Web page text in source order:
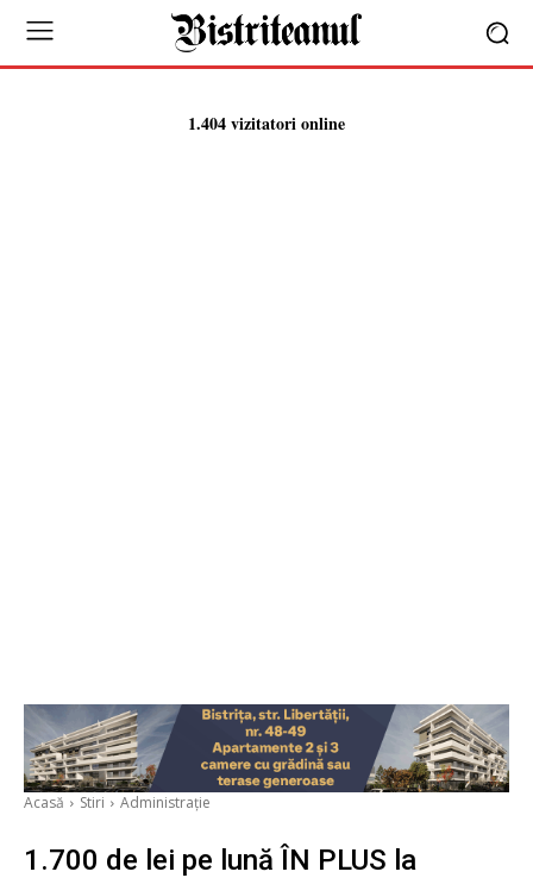
1.404 vizitatori online
Acasă Stiri Administrație
1.700 de lei pe lună ÎN PLUS la